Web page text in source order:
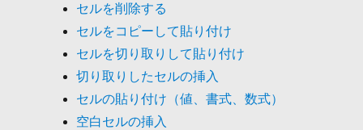
セルを削除する
セルをコピーして貼り付け
セルを切り取りして貼り付け
切り取りしたセルの挿入
セルの貼り付け（値、書式、数式）
空白セルの挿入